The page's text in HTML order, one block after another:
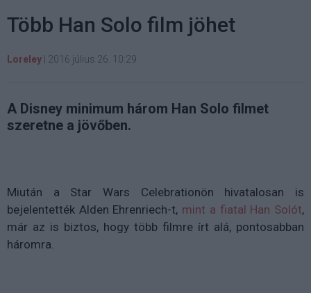
Több Han Solo film jöhet
Loreley 2016 július 26. 10:29
A Disney minimum három Han Solo filmet
szeretne a jövőben.
Miután a Star Wars Celebrationön hivatalosan is
bejelentették Alden Ehrenriech-t, mint a fiatal Han Solót,
már az is biztos, hogy több filmre írt alá, pontosabban
háromra.